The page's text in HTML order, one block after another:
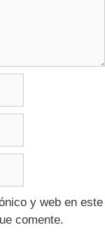
y web en este
comente.